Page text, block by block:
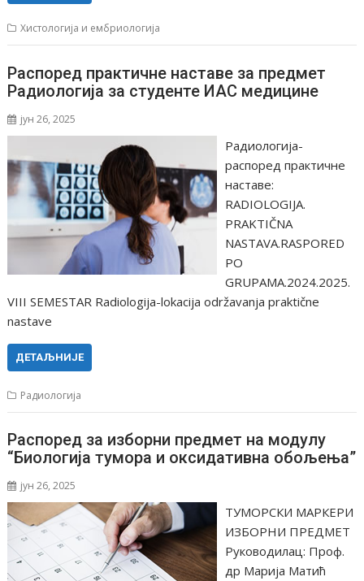
Хистологија и ембриологија
Распоред практичне наставе за предмет
Радиологија за студенте ИАС медицине
јун 26, 2025
Радиологија-
распоред практичне
наставе:
RADIOLOGIJA.
PRAKTIČNA
NASTAVA.RASPORED
PO
GRUPAMA.2024.2025.
VIII SEMESTAR Radiologija-lokacija održavanja praktične
nastave
ДЕТАЉНИЈЕ
Радиологија
Распоред за изборни предмет на модулу
“Биологија тумора и оксидативна обољења”
јун 26, 2025
ТУМОРСКИ МАРКЕРИ
ИЗБОРНИ ПРЕДМЕТ
Руководилац: Проф.
др Марија Матић